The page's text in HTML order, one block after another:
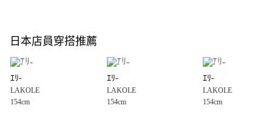
全盈+PAY
大哥付你分期
【大哥付你分期使用說明】
1.本服務由台灣大哥大提供，台灣大哥大用戶可立即使用無須另外申請。
2.付款方式選擇「大哥付你分期」，訂單成立後會自動跳轉到大哥付的交易
AFTEE先享後付
日本店員穿搭推薦
ｴﾘ-
LAKOLE
154cm
ｴﾘ-
LAKOLE
154cm
ｴﾘ-
LAKOLE
154cm